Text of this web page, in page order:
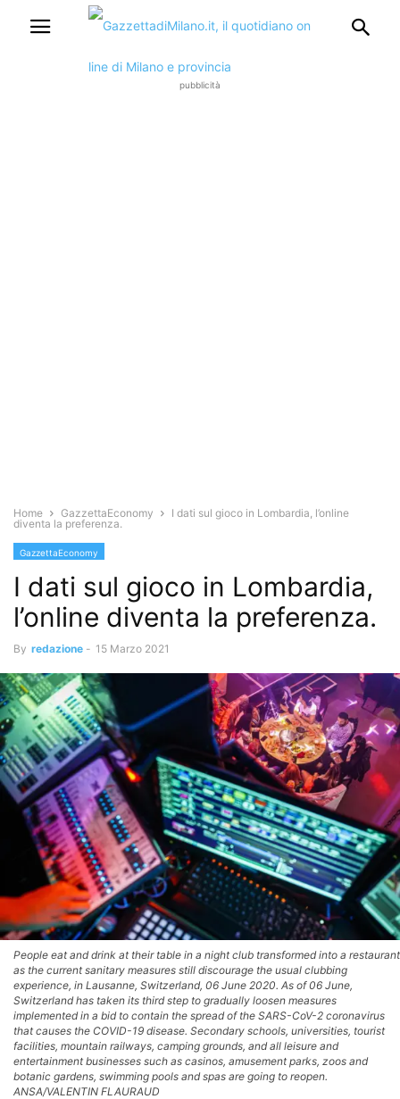
pubblicità
Home GazzettaEconomy
I dati sul gioco in Lombardia, l’online
diventa la preferenza.
GazzettaEconomy
I dati sul gioco in Lombardia,
l’online diventa la preferenza.
By redazione - 15 Marzo 2021
People eat and drink at their table in a night club transformed into a restaurant
as the current sanitary measures still discourage the usual clubbing
experience, in Lausanne, Switzerland, 06 June 2020. As of 06 June,
Switzerland has taken its third step to gradually loosen measures
implemented in a bid to contain the spread of the SARS-CoV-2 coronavirus
that causes the COVID-19 disease. Secondary schools, universities, tourist
facilities, mountain railways, camping grounds, and all leisure and
entertainment businesses such as casinos, amusement parks, zoos and
botanic gardens, swimming pools and spas are going to reopen.
ANSA/VALENTIN FLAURAUD